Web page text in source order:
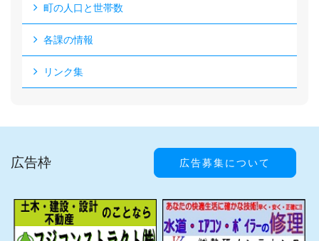
町の人口と世帯数
各課の情報
リンク集
広告枠 広告募集について